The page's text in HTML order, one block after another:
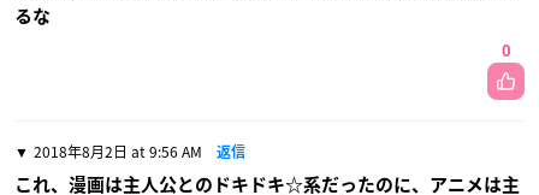
るな
0
2018年8月2日 at 9:56 AM 返信
これ、漫画は主人公とのドキドキ☆系だったのに、アニメは主